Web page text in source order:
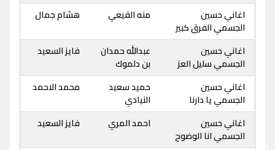
اغاني حسين
الجسمي الفرق كبير
منه القيعي هشام جمال
اغاني حسين
الجسمي سليل العز
عبدالله حمدان
بن دلموك
فايز السعيد
اغاني حسين
الجسمي يا دارنا
حميد سعيد
النيادي
محمد الاحمد
اغاني حسين
الجسمي انا الوضوح
احمد المري فايز السعيد